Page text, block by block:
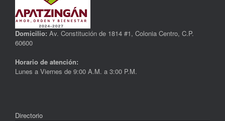
Domicilio: Av. Constitución de 1814 #1, Colonia Centro, C.P.
60600
Horario de atención:
Lunes a Viernes de 9:00 A.M. a 3:00 P.M.
Directorio